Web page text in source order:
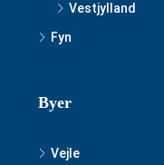
Vestjylland
Fyn
Byer
Vejle